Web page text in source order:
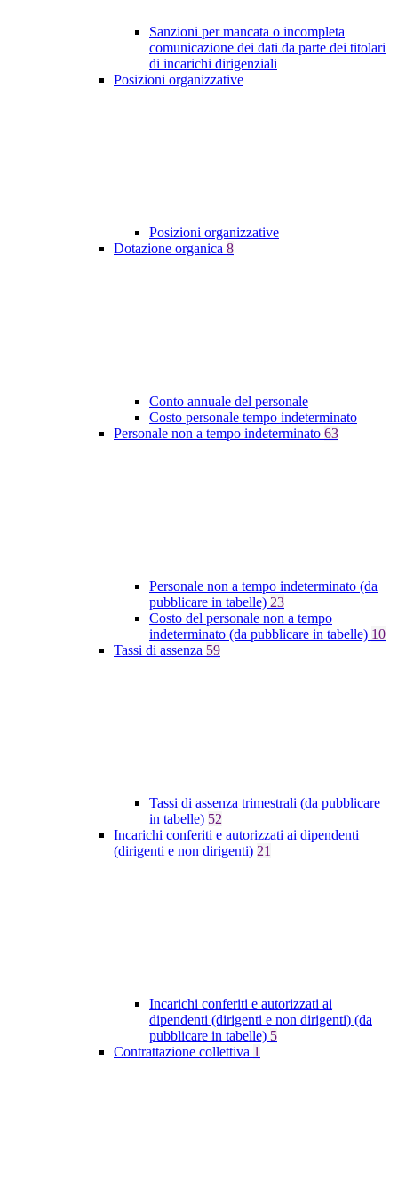
Sanzioni per mancata o incompleta
comunicazione dei dati da parte dei titolari
di incarichi dirigenziali
Posizioni organizzative
Posizioni organizzative
Dotazione organica 8
Conto annuale del personale
Costo personale tempo indeterminato
Personale non a tempo indeterminato 63
Personale non a tempo indeterminato (da
pubblicare in tabelle) 23
Costo del personale non a tempo
indeterminato (da pubblicare in tabelle) 10
Tassi di assenza 59
Tassi di assenza trimestrali (da pubblicare
in tabelle) 52
Incarichi conferiti e autorizzati ai dipendenti
(dirigenti e non dirigenti) 21
Incarichi conferiti e autorizzati ai
dipendenti (dirigenti e non dirigenti) (da
pubblicare in tabelle) 5
Contrattazione collettiva 1